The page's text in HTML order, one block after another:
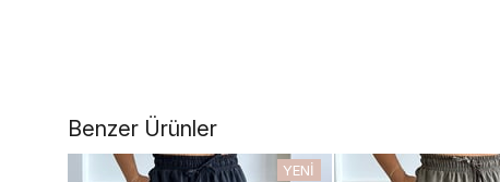
Benzer Ürünler
YENI